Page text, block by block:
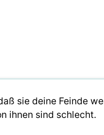
sie deine Feinde
ihnen sind schlecht.